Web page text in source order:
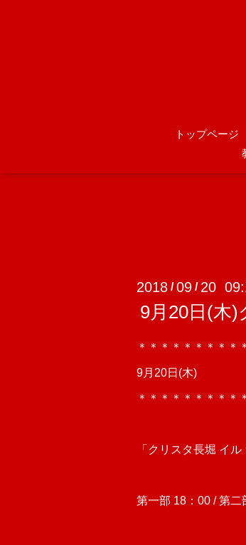
トップページ
2018 /09 / 20
9月20日(木
＊＊＊＊＊＊＊＊＊
9月20日(木)
＊＊＊＊＊＊＊＊＊
「クリスタ長堀 イ
第一部 18：00 / 第